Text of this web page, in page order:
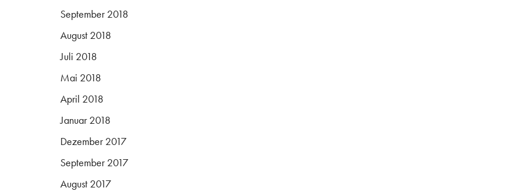
September 2018
August 2018
Juli 2018
Mai 2018
April 2018
Januar 2018
Dezember 2017
September 2017
August 2017